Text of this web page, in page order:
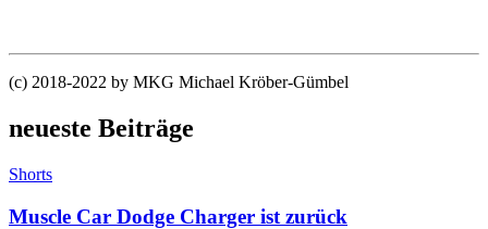
(c) 2018-2022 by MKG Michael Kröber-Gümbel
neueste Beiträge
Shorts
Muscle Car Dodge Charger ist zurück